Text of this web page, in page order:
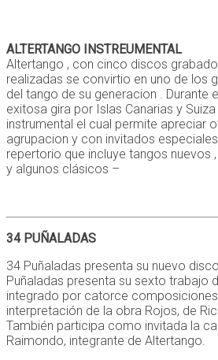
ALTERTANGO INSTREUMENTAL
Altertango , con cinco discos
realizadas se convirtio en uno de los
del tango de su generacion . Durante
exitosa gira por Islas Canarias y
instrumental el cual permite apreciar
agrupacion y con invitados
repertorio que incluye tangos nuevos
y algunos clásicos –
34 PUÑALADAS
34 Puñaladas presenta su nuevo
Puñaladas presenta su sexto trabajo
integrado por catorce
interpretación de la obra Rojos, de
También participa como invitada la
Raimondo, integrante de Altertango.